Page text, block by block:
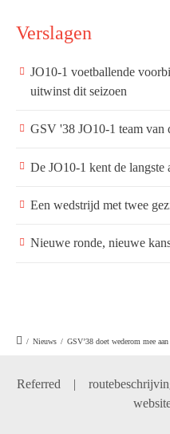
Verslagen
JO10-1 voetballende
uitwinst dit seizoen
GSV '38 JO10-1 team van
De JO10-1 kent de langste
Een wedstrijd met twee
Nieuwe ronde, nieuwe
/ Nieuws / GSV’38 doet wederom mee
Referred |